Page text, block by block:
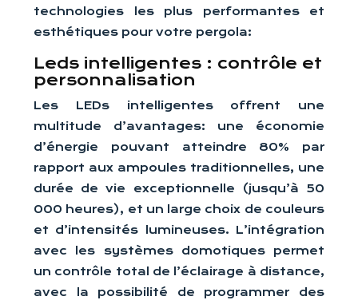
technologies les plus performantes et
esthétiques pour votre pergola:
Leds intelligentes : contrôle et
personnalisation
Les LEDs intelligentes offrent une
multitude d’avantages: une économie
d’énergie pouvant atteindre 80% par
rapport aux ampoules traditionnelles, une
durée de vie exceptionnelle (jusqu’à 50
000 heures), et un large choix de couleurs
et d’intensités lumineuses. L’intégration
avec les systèmes domotiques permet
un contrôle total de l’éclairage à distance,
avec la possibilité de programmer des